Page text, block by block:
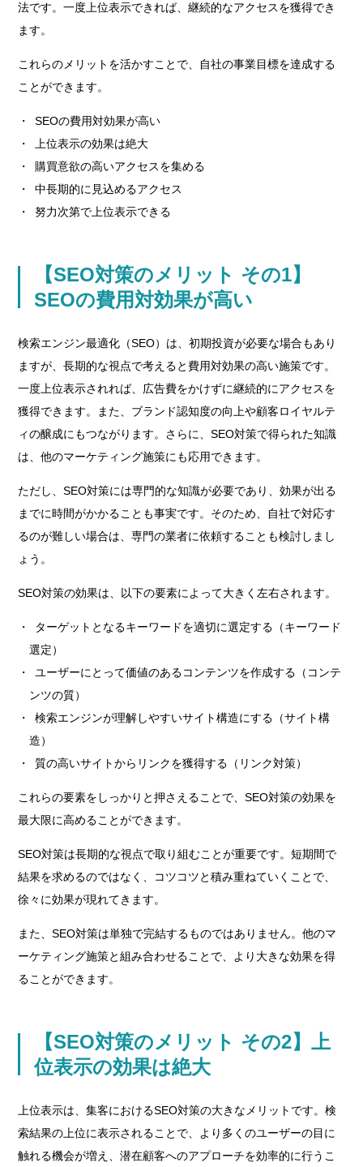
法です。一度上位表示できれば、継続的なアクセスを獲得でき
ます。
これらのメリットを活かすことで、自社の事業目標を達成する
ことができます。
SEOの費用対効果が高い
上位表示の効果は絶大
購買意欲の高いアクセスを集める
中長期的に見込めるアクセス
努力次第で上位表示できる
【SEO対策のメリット その1】
SEOの費用対効果が高い
検索エンジン最適化（SEO）は、初期投資が必要な場合もあり
ますが、長期的な視点で考えると費用対効果の高い施策です。
一度上位表示されれば、広告費をかけずに継続的にアクセスを
獲得できます。また、ブランド認知度の向上や顧客ロイヤルテ
ィの醸成にもつながります。さらに、SEO対策で得られた知識
は、他のマーケティング施策にも応用できます。
ただし、SEO対策には専門的な知識が必要であり、効果が出る
までに時間がかかることも事実です。そのため、自社で対応す
るのが難しい場合は、専門の業者に依頼することも検討しまし
ょう。
SEO対策の効果は、以下の要素によって大きく左右されます。
ターゲットとなるキーワードを適切に選定する（キーワード
選定）
ユーザーにとって価値のあるコンテンツを作成する（コンテ
ンツの質）
検索エンジンが理解しやすいサイト構造にする（サイト構
造）
質の高いサイトからリンクを獲得する（リンク対策）
これらの要素をしっかりと押さえることで、SEO対策の効果を
最大限に高めることができます。
SEO対策は長期的な視点で取り組むことが重要です。短期間で
結果を求めるのではなく、コツコツと積み重ねていくことで、
徐々に効果が現れてきます。
また、SEO対策は単独で完結するものではありません。他のマ
ーケティング施策と組み合わせることで、より大きな効果を得
ることができます。
【SEO対策のメリット その2】上
位表示の効果は絶大
上位表示は、集客におけるSEO対策の大きなメリットです。検
索結果の上位に表示されることで、より多くのユーザーの目に
触れる機会が増え、潜在顧客へのアプローチを効率的に行うこ